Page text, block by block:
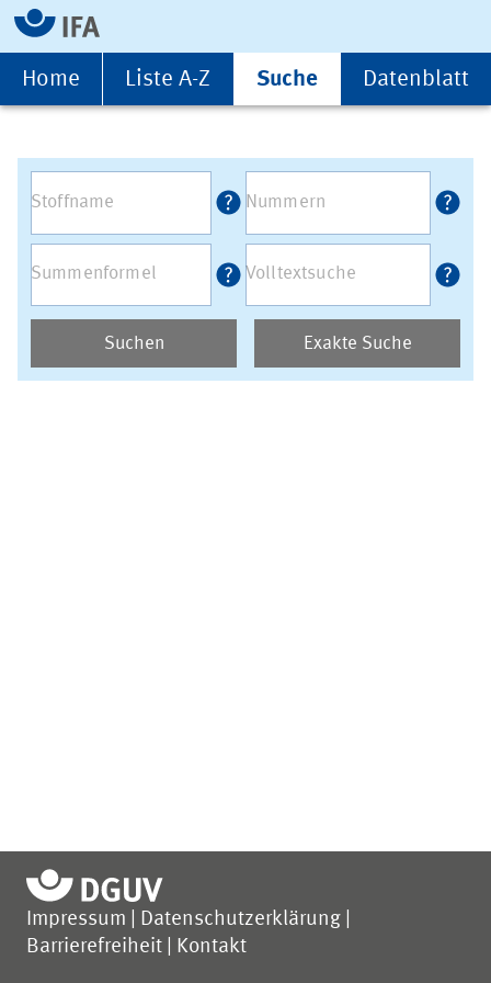
Home Liste A-Z Suche Datenblatt
Suchen Exakte Suche
Impressum
Datenschutzerklärung
Barrierefreiheit
Kontakt